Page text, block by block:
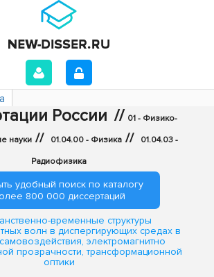
России // 01 - Физико-
науки // 01.04.00 - Физика // 01.04.03 -
Радиофизика
удобный поиск по каталогу
800 000 диссертаций
временные структуры
волн в диспергирующих средах в
электромагнитно
прозрачности, трансформационной
оптики